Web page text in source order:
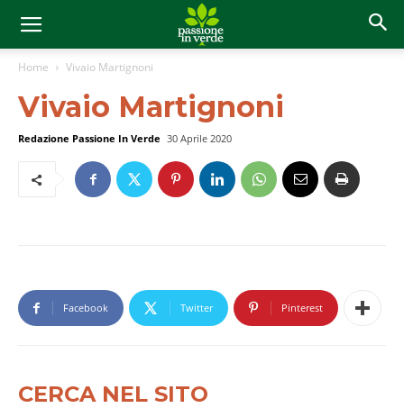
Home Vivaio Martignoni
Vivaio Martignoni
Redazione Passione In Verde 30 Aprile 2020
Facebook Twitter Pinterest
CERCA NEL SITO